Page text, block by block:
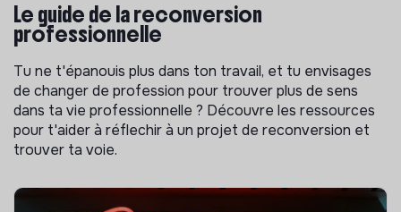
Le guide de la reconversion
professionnelle
Tu ne t'épanouis plus dans ton travail, et tu envisages
de changer de profession pour trouver plus de sens
dans ta vie professionnelle ? Découvre les ressources
pour t'aider à réflechir à un projet de reconversion et
trouver ta voie.